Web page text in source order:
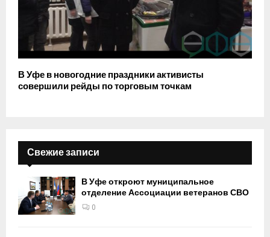
В Уфе в новогодние праздники активисты
совершили рейды по торговым точкам
Свежие записи
В Уфе откроют муниципальное
отделение Ассоциации ветеранов СВО
0